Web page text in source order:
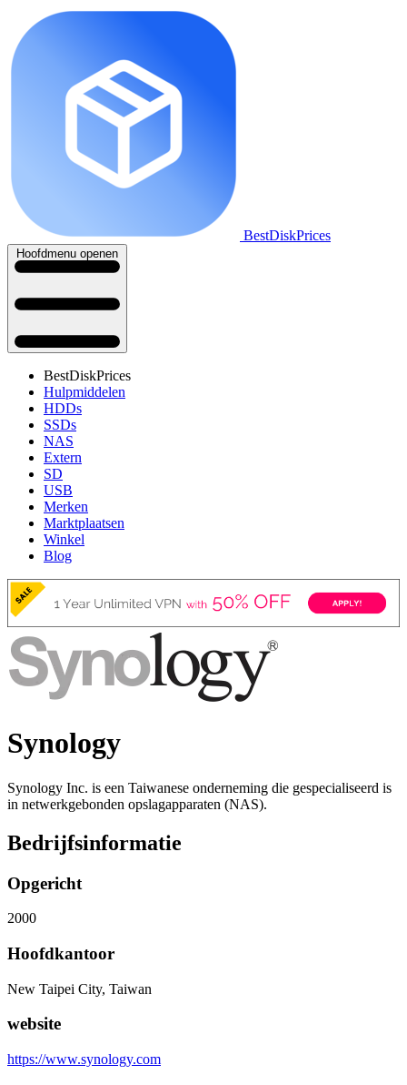
BestDiskPrices
Hoofdmenu openen
BestDiskPrices
Hulpmiddelen
HDDs
SSDs
NAS
Extern
SD
USB
Merken
Marktplaatsen
Winkel
Blog
Synology
Synology Inc. is een Taiwanese onderneming die gespecialiseerd is
in netwerkgebonden opslagapparaten (NAS).
Bedrijfsinformatie
Opgericht
2000
Hoofdkantoor
New Taipei City, Taiwan
website
https://www.synology.com